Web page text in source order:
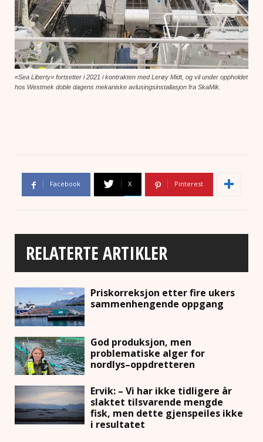
«Sea Liberty» fortsetter i 2021 i kontrakten med Lerøy Midt, og vil under oppholdet
hos Westmek doble dagens mekaniske avlusingsinstallasjon fra SkaMik.
Facebook X Pinterest
RELATERTE ARTIKLER
Priskorreksjon etter fire ukers
sammenhengende oppgang
God produksjon, men
problematiske alger for
nordlys–oppdretteren
Ervik: – Vi har ikke tidligere år
slaktet tilsvarende mengde
fisk, men dette gjenspeiles ikke
i resultatet